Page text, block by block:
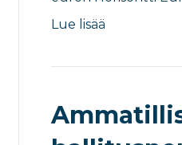
Lue lisää